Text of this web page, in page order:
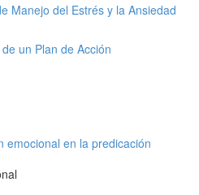
Manejo del Estrés y la Ansiedad
un Plan de Acción
emocional en la predicación